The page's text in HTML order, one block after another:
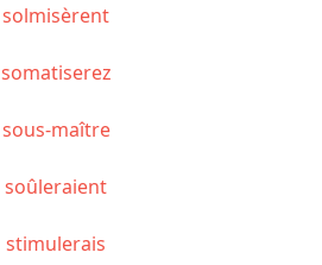
solmisèrent
somatiserez
sous-maître
soûleraient
stimulerais